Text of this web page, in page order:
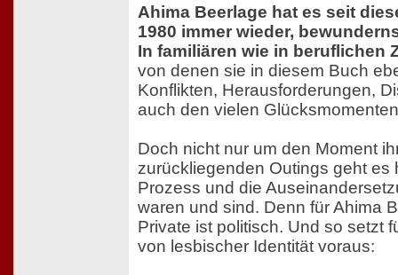
Ahima Beerlage hat es seit
1980 immer wieder,
In familiären wie in beruflichen
von denen sie in diesem Buch
Konflikten, Herausforderungen,
auch den vielen
Doch nicht nur um den Moment
zurückliegenden Outings geht es
Prozess und die
waren und sind. Denn für Ahima
Private ist politisch. Und so setzt
von lesbischer Identität voraus: